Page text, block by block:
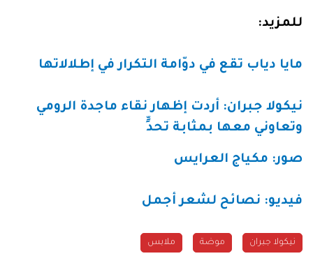
للمزيد:
مايا دياب تقع في دوّامة التكرار في إطلالاتها
نيكولا جبران: أردت إظهار نقاء ماجدة الرومي
وتعاوني معها بمثابة تحدٍّ
صور: مكياج العرايس
فيديو: نصائح لشعر أجمل
نيكولا جبران موضة ملابس